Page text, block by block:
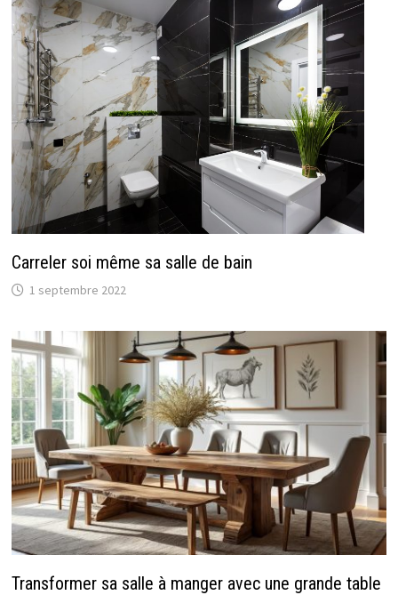
Carreler soi même sa salle de bain
1 septembre 2022
Transformer sa salle à manger avec une grande table